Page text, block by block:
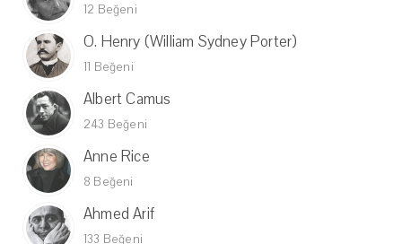
12 Beğeni
O. Henry (William Sydney Porter)
11 Beğeni
Albert Camus
243 Beğeni
Anne Rice
8 Beğeni
Ahmed Arif
133 Beğeni